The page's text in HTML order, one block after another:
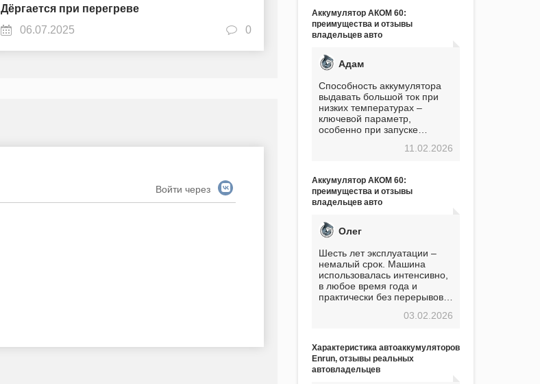
Дёргается при перегреве
06.07.2025
0
Войти через
Аккумулятор АКОМ 60:
преимущества и отзывы
владельцев авто
Адам
Способность аккумулятора
выдавать большой ток при
низких температурах –
ключевой параметр,
особенно при запуске
показывает, что данный
стоимость. Долго сомневался
перед приобретением, но в
итоге ни разу не пожалел.
вложение, избавляющее от
головной боли, связанной с
АКБ. Подтверждаю
11.02.2026
Аккумулятор АКОМ 60:
преимущества и отзывы
владельцев авто
Олег
Шесть лет эксплуатации –
немалый срок. Машина
использовалась интенсивно,
в любое время года и
практически без перерывов.
экстремальные морозы,
прогревался, чтобы избежать
проблем. И тем не менее, за
весь период использования
03.02.2026
Характеристика автоаккумуляторов
Enrun, отзывы реальных
автовладельцев